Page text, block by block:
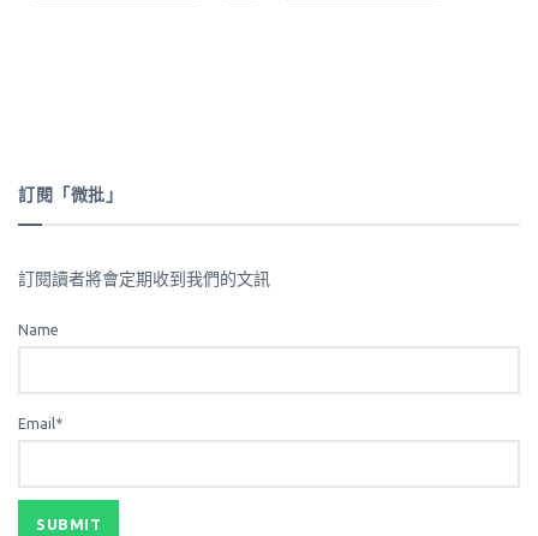
訂閱「微批」
訂閱讀者將會定期收到我們的文訊
Name
Email*